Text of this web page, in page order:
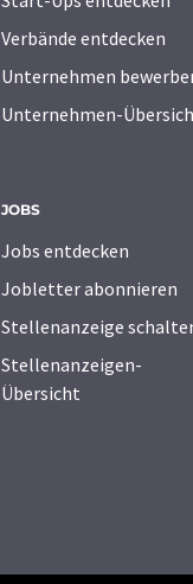
Verbände entdecken
Unternehmen
Unternehmen-
JOBS
Jobs entdecken
Jobletter abonnieren
Stellenanzeige
Stellenanzeigen-
Übersicht